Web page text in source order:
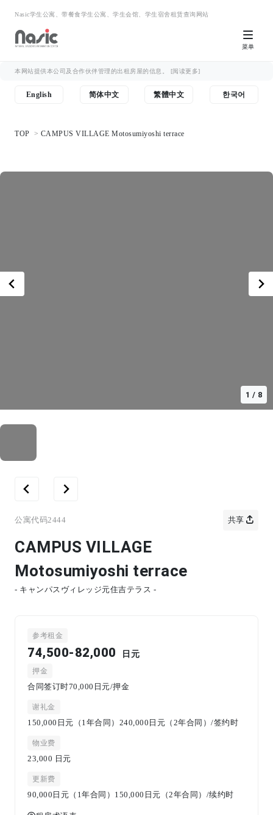
Nasic学生公寓、带餐食学生公寓、学生会馆、学生宿舍租赁查询网站
菜单
本网站提供本公司及合作伙伴管理的出租房屋的信息。 [阅读更多]
English 简体中文 繁體中文 한국어
TOP CAMPUS VILLAGE Motosumiyoshi terrace
1 / 8
公寓代码2444 共享
CAMPUS VILLAGE
Motosumiyoshi terrace
- キャンパスヴィレッジ元住吉テラス -
参考租金
74,500-82,000 日元
押金
合同签订时70,000日元/押金
谢礼金
150,000日元（1年合同）240,000日元（2年合同）/签约时
物业费
23,000 日元
更新费
90,000日元（1年合同）150,000日元（2年合同）/续约时